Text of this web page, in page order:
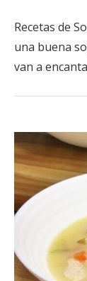
Recetas de
una buena
van a